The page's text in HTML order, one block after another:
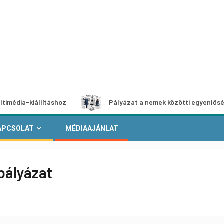
Pályázat a nemek közötti egyenlőség
MÉDIAAJÁNLAT